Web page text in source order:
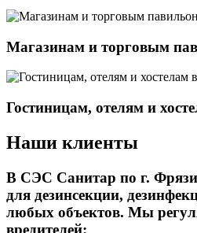
Магазинам и торговым
Гостиницам, отелям и
Наши клиенты
В СЭС Санитар по г.
для дезинсекции,
любых объектов. Мы
вредителей: